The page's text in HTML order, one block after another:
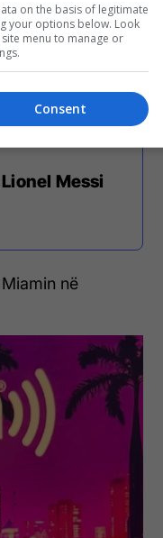
emocionet e saj
familjen e tij.
Messi
në
on the basis of legitimate
your options below. Look
menu to manage or
Consent